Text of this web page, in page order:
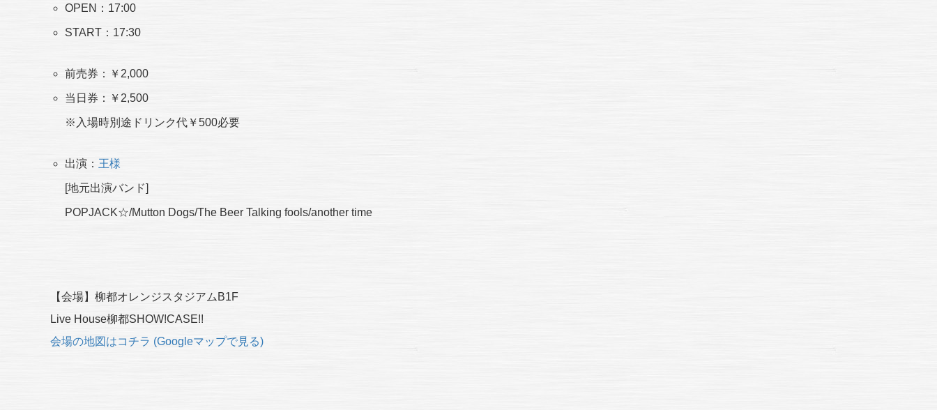
OPEN：17:00
START：17:30
前売券：￥2,000
当日券：￥2,500
※入場時別途ドリンク代￥500必要
出演： 王様
[地元出演バンド]
POPJACK☆/Mutton Dogs/The Beer Talking fools/another time
【会場】柳都オレンジスタジアムB1F
Live House柳都SHOW!CASE!!
会場の地図はコチラ (Googleマップで見る)